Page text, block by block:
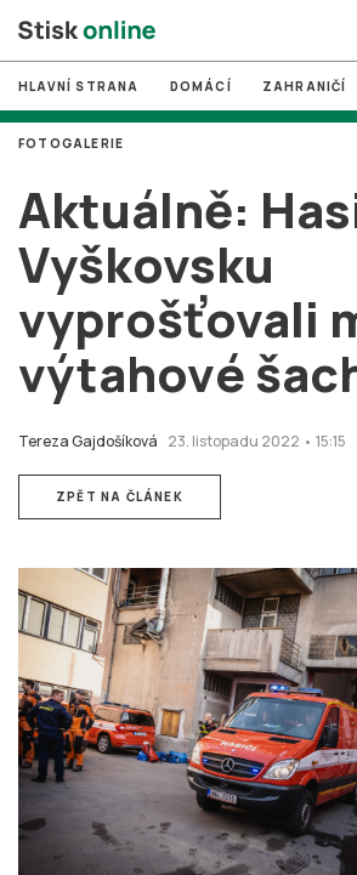
# MUNI
# Brno
# volby
login PŘIHLÁSIT SE
Zapomněli jste heslo?
Založit nový účet
HLAVNÍ STRANA DOMÁCÍ ZAHRANIČÍ
Aktuálně:
Vyškovsku
vyprošťovali
výtahové
Tereza Gajdošíková 23. listopadu 2022 • 15:15
FOTOGALERIE
ZPĚT NA ČLÁNEK